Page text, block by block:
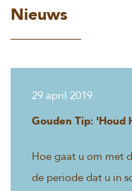
Nieuws
29 april 2019
Gouden Tip: 'Houd
Hoe gaat u om met
de periode dat u in